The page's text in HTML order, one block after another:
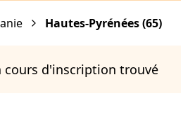
Hautes-Pyrénées(65)
d'inscription trouvé